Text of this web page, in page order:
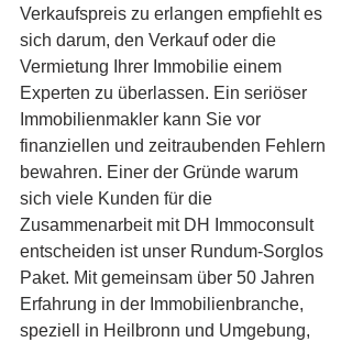
Verkaufspreis zu erlangen empfiehlt es
sich darum, den Verkauf oder die
Vermietung Ihrer Immobilie einem
Experten zu überlassen. Ein seriöser
Immobilienmakler kann Sie vor
finanziellen und zeitraubenden Fehlern
bewahren. Einer der Gründe warum
sich viele Kunden für die
Zusammenarbeit mit DH Immoconsult
entscheiden ist unser Rundum-Sorglos
Paket. Mit gemeinsam über 50 Jahren
Erfahrung in der Immobilienbranche,
speziell in Heilbronn und Umgebung,